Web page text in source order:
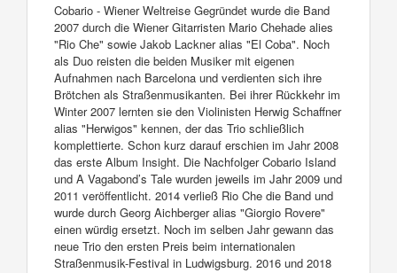
Cobario - Wiener Weltreise Gegründet wurde die Band
2007 durch die Wiener Gitarristen Mario Chehade alies
"Rio Che" sowie Jakob Lackner alias "El Coba". Noch
als Duo reisten die beiden Musiker mit eigenen
Aufnahmen nach Barcelona und verdienten sich ihre
Brötchen als Straßenmusikanten. Bei ihrer Rückkehr im
Winter 2007 lernten sie den Violinisten Herwig Schaffner
alias "Herwigos" kennen, der das Trio schließlich
komplettierte. Schon kurz darauf erschien im Jahr 2008
das erste Album Insight. Die Nachfolger Cobario Island
und A Vagabond’s Tale wurden jeweils im Jahr 2009 und
2011 veröffentlicht. 2014 verließ Rio Che die Band und
wurde durch Georg Aichberger alias "Giorgio Rovere"
einen würdig ersetzt. Noch im selben Jahr gewann das
neue Trio den ersten Preis beim internationalen
Straßenmusik-Festival in Ludwigsburg. 2016 und 2018